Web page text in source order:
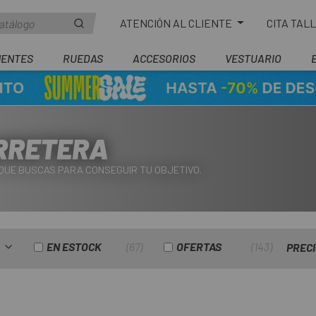
ATENCIÓN AL CLIENTE CITA
RUEDAS ACCESORIOS VESTUARIO
BUSCAS PARA CONSEGUIR TU OBJETIVO.
EN ESTOCK 67 OFERTAS 143